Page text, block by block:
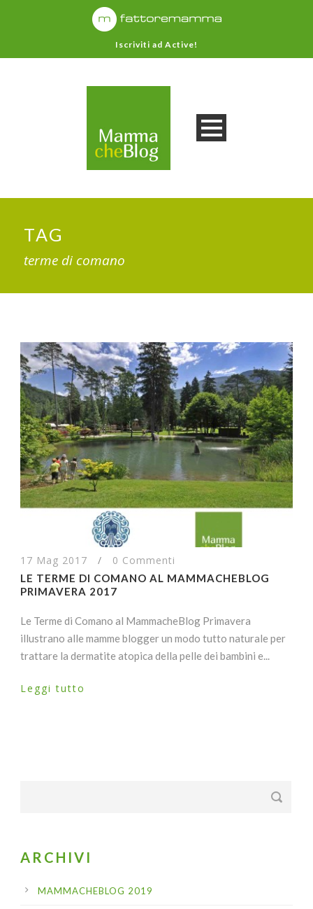
Iscriviti ad Active!
TAG
terme di comano
17 Mag 2017 / 0 Commenti
LE TERME DI COMANO AL MAMMACHEBLOG
PRIMAVERA 2017
Le Terme di Comano al MammacheBlog Primavera
illustrano alle mamme blogger un modo tutto naturale per
trattare la dermatite atopica della pelle dei bambini e...
Leggi tutto
ARCHIVI
MAMMACHEBLOG 2019